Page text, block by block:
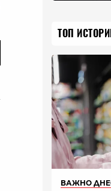
ТОП
ВАЖНО